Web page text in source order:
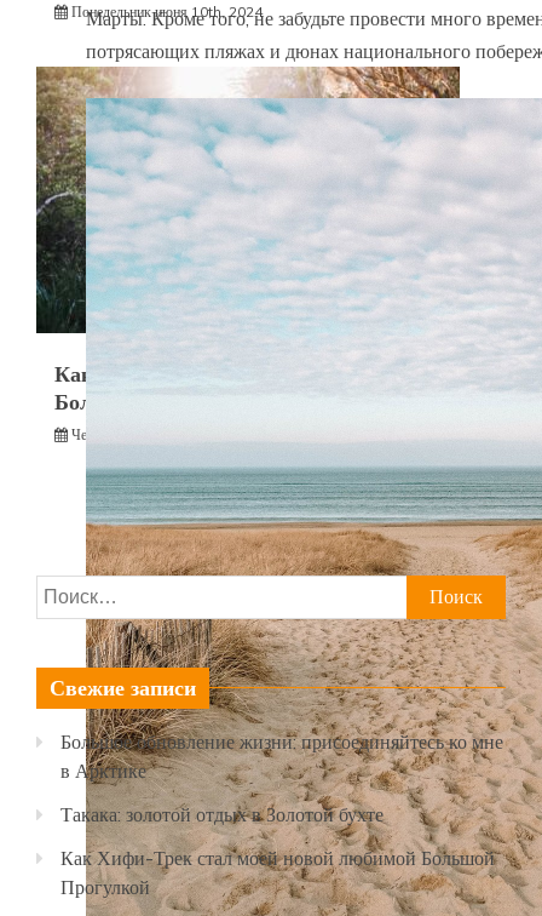
Марты. Кроме того, не забудьте провести много
потрясающих пляжах и дюнах национального
Понедельник июня 10th, 2024
Как Хифи-Трек стал моей новой любимой
Большой Прогулкой
Четверг июня 6th, 2024
Найти:
Свежие записи
Большое обновление жизни: присоединяйтесь ко мне
в Арктике
Такака: золотой отдых в Золотой бухте
Как Хифи-Трек стал моей новой любимой Большой
Прогулкой